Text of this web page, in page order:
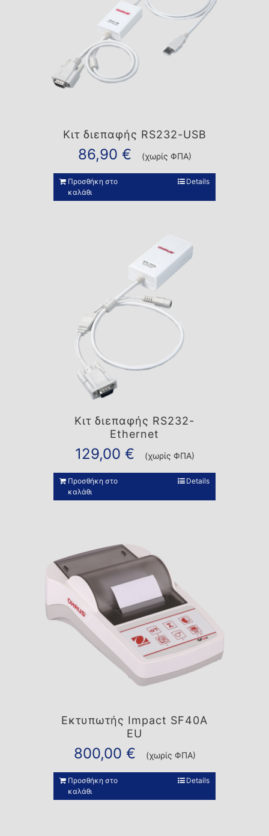
Κιτ διεπαφής RS232-USB
86,90 € (χωρίς ΦΠΑ)
Προσθήκη στο
καλάθι
Details
Κιτ διεπαφής RS232-
Ethernet
129,00 € (χωρίς ΦΠΑ)
Προσθήκη στο
καλάθι
Details
Εκτυπωτής Impact SF40A
EU
800,00 € (χωρίς ΦΠΑ)
Προσθήκη στο
καλάθι
Details